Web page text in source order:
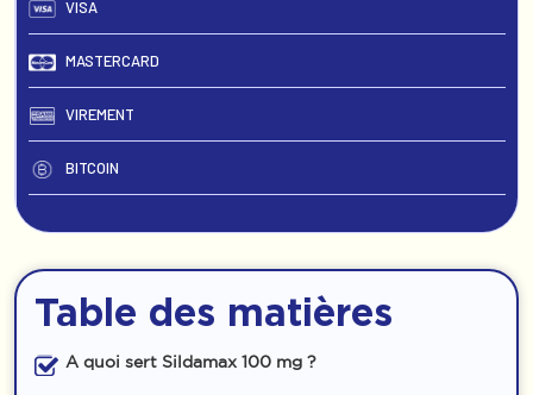
VISA
MASTERCARD
VIREMENT
BITCOIN
Table des matières
A quoi sert Sildamax 100 mg ?